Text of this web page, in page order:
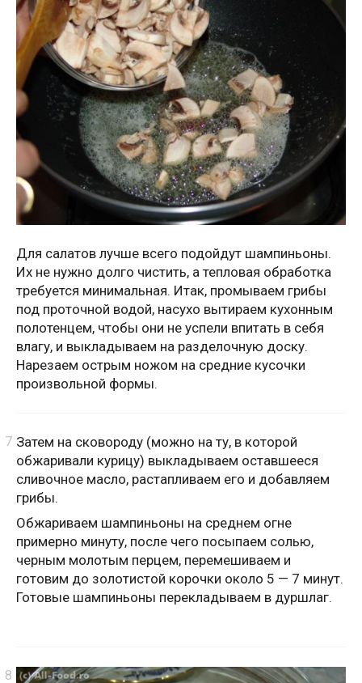
Для салатов лучше всего подойдут шампиньоны.
Их не нужно долго чистить, а тепловая обработка
требуется минимальная. Итак, промываем грибы
под проточной водой, насухо вытираем кухонным
полотенцем, чтобы они не успели впитать в себя
влагу, и выкладываем на разделочную доску.
Нарезаем острым ножом на средние кусочки
произвольной формы.
Затем на сковороду (можно на ту, в которой
обжаривали курицу) выкладываем оставшееся
сливочное масло, растапливаем его и добавляем
грибы.
Обжариваем шампиньоны на среднем огне
примерно минуту, после чего посыпаем солью,
черным молотым перцем, перемешиваем и
готовим до золотистой корочки около 5 — 7 минут.
Готовые шампиньоны перекладываем в дуршлаг.